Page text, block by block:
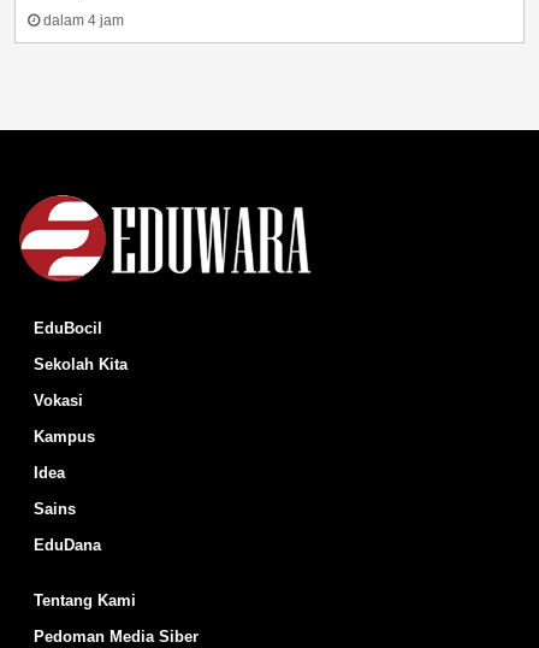
dalam 4 jam
EduBocil
Sekolah Kita
Vokasi
Kampus
Idea
Sains
EduDana
Tentang Kami
Pedoman Media Siber